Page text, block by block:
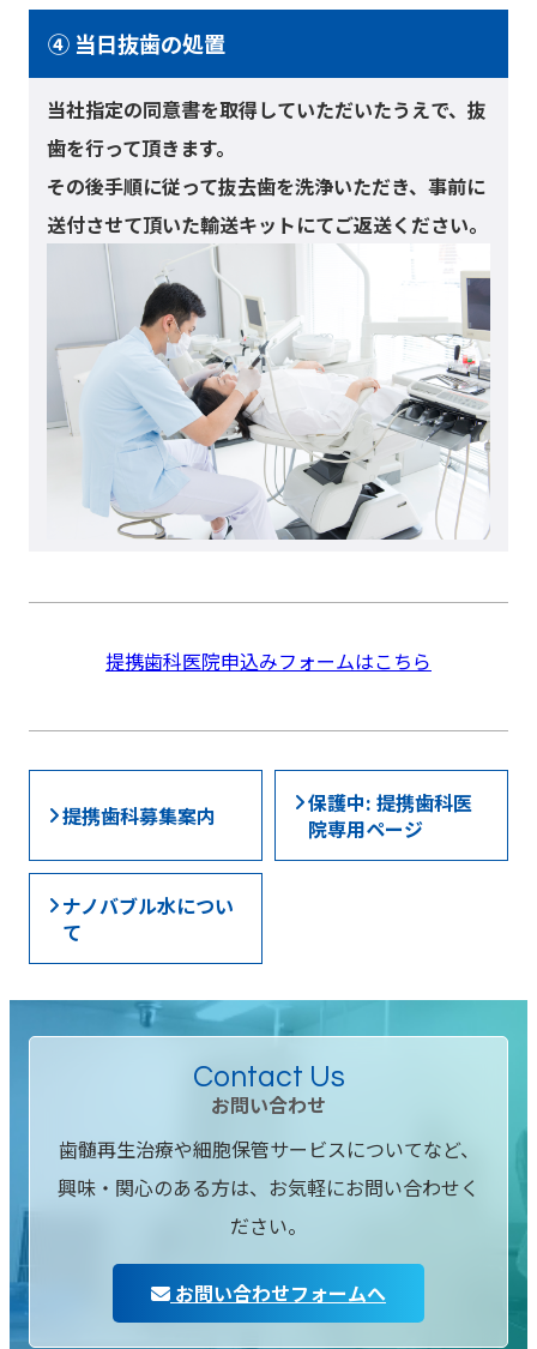
④ 当日抜歯の処置
当社指定の同意書を取得していただいたうえで、抜
歯を行って頂きます。
その後手順に従って抜去歯を洗浄いただき、事前に
送付させて頂いた輸送キットにてご返送ください。
提携歯科医院申込みフォームはこちら
提携歯科募集案内
保護中: 提携歯科医
院専用ページ
ナノバブル水につい
て
Contact Us
お問い合わせ
歯髄再生治療や細胞保管サービスについてなど、
興味・関心のある方は、お気軽にお問い合わせく
ださい。
お問い合わせフォームへ